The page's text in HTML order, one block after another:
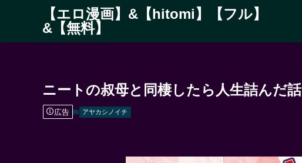
【エロ漫画】&【hitomi】【フル】
&【無料】
ニートの叔母と同棲したら人生詰んだ話
広告 アヤカシノイチ